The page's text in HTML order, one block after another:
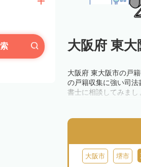
大阪府 東
大阪府 東大阪市の戸
の戸籍収集に強い司
書士に相談してみまし
大阪市 堺市